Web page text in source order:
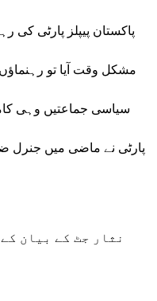
پاکستان پیپلز پارٹی کی
مشکل وقت آیا تو
سیاسی جماعتیں وہی
پارٹی نے ماضی میں جنرل
نثار جٹ کے بیان